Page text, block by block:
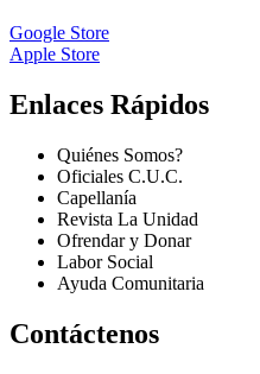
Google Store
Apple Store
Enlaces Rápidos
Quiénes Somos?
Oficiales C.U.C.
Capellanía
Revista La Unidad
Ofrendar y Donar
Labor Social
Ayuda Comunitaria
Contáctenos